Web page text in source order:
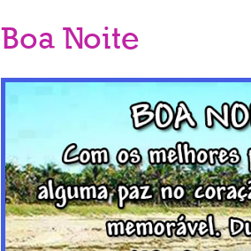
Boa Noite